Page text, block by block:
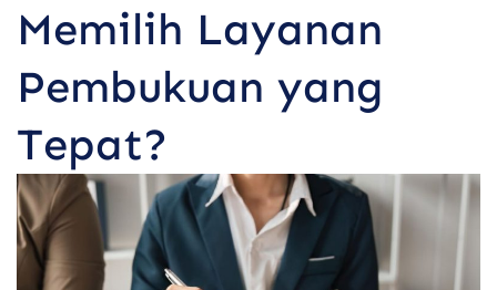
Memilih Layanan
Pembukuan yang
Tepat?